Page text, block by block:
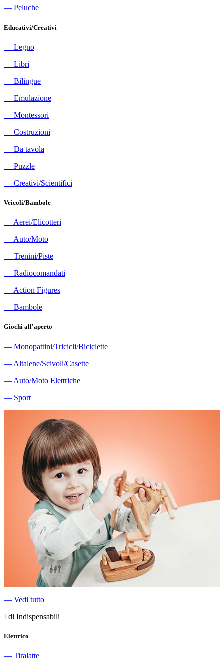
― Peluche
Educativi/Creativi
― Legno
― Libri
― Bilingue
― Emulazione
― Montessori
― Costruzioni
― Da tavola
― Puzzle
― Creativi/Scientifici
Veicoli/Bambole
― Aerei/Elicotteri
― Auto/Moto
― Trenini/Piste
― Radiocomandati
― Action Figures
― Bambole
Giochi all'aperto
― Monopattini/Tricicli/Biciclette
― Altalene/Scivoli/Casette
― Auto/Moto Elettriche
― Sport
― Vedi tutto
I di Indispensabili
Elettrico
― Tiralatte